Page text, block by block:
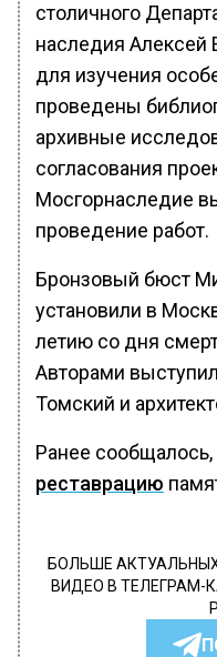
столичного
наследия Алексей
для изучения
проведены
архивные
согласования
Мосгорнаследие
проведение работ.
Бронзовый бюст
установили в
летию со дня
Авторами
Томский и
Ранее
реставрацию
БОЛЬШЕ
ВИДЕО В ТЕЛЕГРАМ-